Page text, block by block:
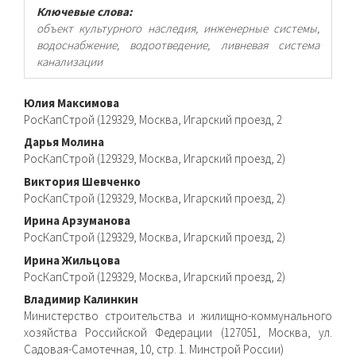
Ключевые слова:
объект культурного наследия, инженерные системы,
водоснабжение, водоотведение, ливневая система
канализации
Основное
содержимое
статьи
Юлия Максимова
РосКапСтрой (129329, Москва, Игарский проезд, 2
Дарья Молина
РосКапСтрой (129329, Москва, Игарский проезд, 2)
Виктория Шевченко
РосКапСтрой (129329, Москва, Игарский проезд, 2)
Ирина Арзуманова
РосКапСтрой (129329, Москва, Игарский проезд, 2)
Ирина Жильцова
РосКапСтрой (129329, Москва, Игарский проезд, 2)
Владимир Калинкин
Министерство строительства и жилищно-коммунального
хозяйства Российской Федерации (127051, Москва, ул.
Садовая-Самотечная, 10, стр. 1. Минстрой России)